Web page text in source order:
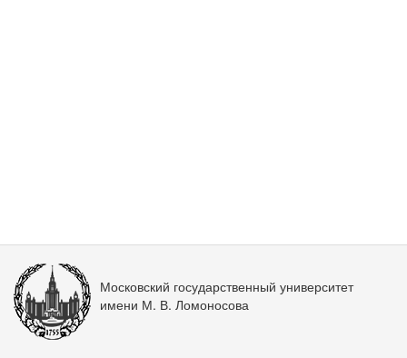
Московский государственный университет
имени М. В. Ломоносова